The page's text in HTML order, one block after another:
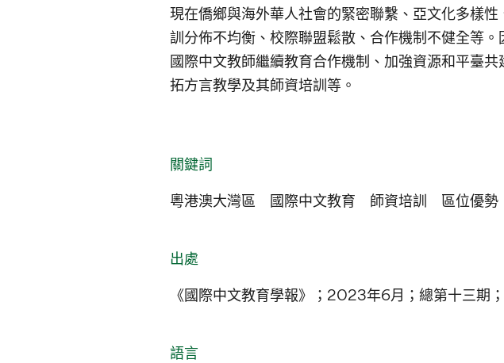
現在僑鄉與海外華人社會的緊密聯繫、亞文化多樣
訓分佈不均衡、校際聯盟鬆散、合作機制不健全等
國際中文教師繼續教育合作機制、加強資源和平臺
拓方言教學及其師資培訓等。
關鍵詞
粵港澳大灣區 國際中文教育 師資培訓 區位優
出處
《國際中文教育學報》；2023年6月；總第十三期
語言